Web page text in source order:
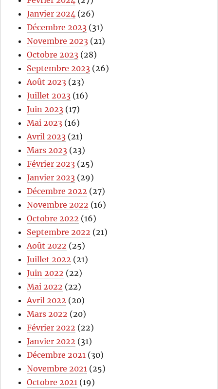
Janvier 2024 (26)
Décembre 2023 (31)
Novembre 2023 (21)
Octobre 2023 (28)
Septembre 2023 (26)
Août 2023 (23)
Juillet 2023 (16)
Juin 2023 (17)
Mai 2023 (16)
Avril 2023 (21)
Mars 2023 (23)
Février 2023 (25)
Janvier 2023 (29)
Décembre 2022 (27)
Novembre 2022 (16)
Octobre 2022 (16)
Septembre 2022 (21)
Août 2022 (25)
Juillet 2022 (21)
Juin 2022 (22)
Mai 2022 (22)
Avril 2022 (20)
Mars 2022 (20)
Février 2022 (22)
Janvier 2022 (31)
Décembre 2021 (30)
Novembre 2021 (25)
Octobre 2021 (19)